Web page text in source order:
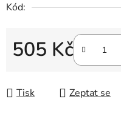
Kód:
505 Kč
Tisk Zeptat se